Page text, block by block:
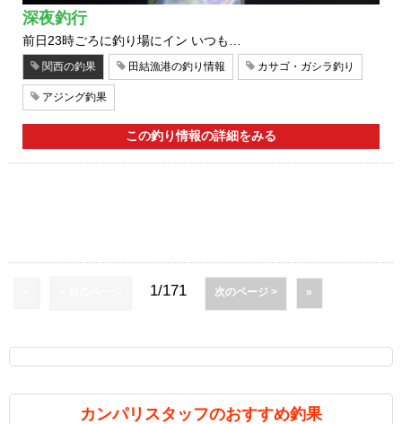
深夜釣行
前日23時ごろに釣り場にイン いつも…
関西の釣果 田結漁港の釣り情報 カサゴ・ガシラ釣り
アジング釣果
この釣り情報の詳細をみる
1/171 次のページ > »
カンパリスタッフのおすすめ釣果